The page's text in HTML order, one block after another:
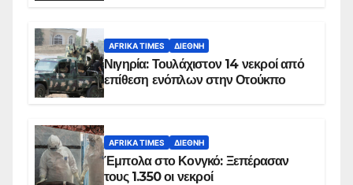
AFRIKA TIMES ΔΙΕΘΝΉ
Νιγηρία: Τουλάχιστον 14 νεκροί από
επίθεση ενόπλων στην Οτούκπο
AFRIKA TIMES ΔΙΕΘΝΉ
Έμπολα στο Κονγκό: Ξεπέρασαν
τους 1.350 οι νεκροί